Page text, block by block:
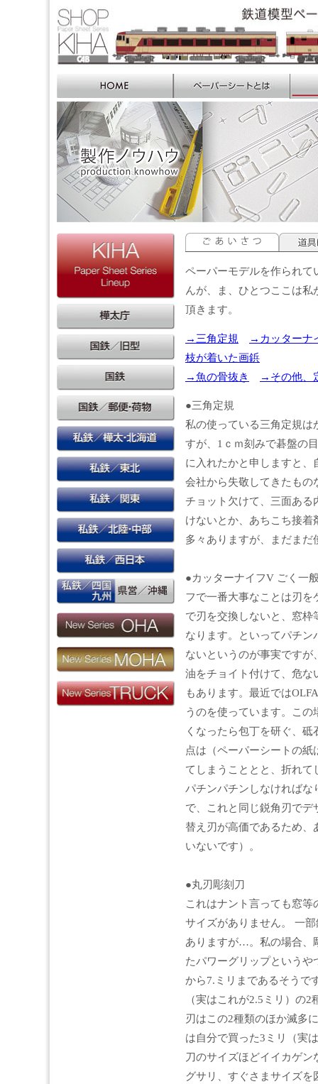
ペーパーモデルを作られて
んが、ま、ひとつここは
頂きます。
→三角定規
→カッターナ
枝が着いた画鋲
→魚の骨抜き
→その他、
●三角定規
私の使っている三角定規は
すが、1ｃｍ刻みで碁盤の
に入れたかと申しますと
会社から失敬してきたもの
チョット欠けて、三面ある
けないとか、あちこち接
多々ありますが、まだまだ
●カッターナイフV ごく一
フで一番大事なことは刃
で刃を交換しないと、窓
なります。といってパチ
ないというのが事実です
油をチョイト付けて、危な
もあります。最近では
うのを使っています。こ
くなったら包丁を研ぐ、
点は（ペーパーシートの
てしまうこととと、折れて
パチンパチンしなければな
で、これと同じ鋭角刃で
替え刃が高価であるため
いないです）。
●丸刃彫刻刀
これはナント言っても窓
サイズがありません。 一
ありますが…。私の場合、
たパワーグリップという
から7.ミリまであるそうで
（実はこれが2.5ミリ）の
刃はこの2種類のほか滅多
は自分で買った3ミリ（実
刀のサイズほどイイカゲ
グサリ、すぐさまサイズ